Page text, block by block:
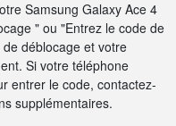
Samsung Galaxy Ace 4
" ou "Entrez le code de
déblocage et votre
Si votre téléphone
entrer le code, contactez-
supplémentaires.